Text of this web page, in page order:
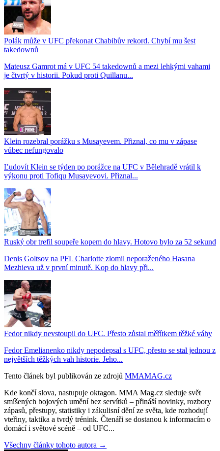
Polák může v UFC překonat Chabibův rekord. Chybí mu šest
takedownů
Mateusz Gamrot má v UFC 54 takedownů a mezi lehkými vahami
je čtvrtý v historii. Pokud proti Quillanu...
Klein rozebral porážku s Musayevem. Přiznal, co mu v zápase
vůbec nefungovalo
Ľudovít Klein se týden po porážce na UFC v Bělehradě vrátil k
výkonu proti Tofiqu Musayevovi. Přiznal...
Ruský obr trefil soupeře kopem do hlavy. Hotovo bylo za 52 sekund
Denis Goltsov na PFL Charlotte zlomil neporaženého Hasana
Mezhieva už v první minutě. Kop do hlavy při...
Fedor nikdy nevstoupil do UFC. Přesto zůstal měřítkem těžké váhy
Fedor Emelianenko nikdy nepodepsal s UFC, přesto se stal jednou z
největších těžkých vah historie. Jeho...
Tento článek byl publikován ze zdrojů MMAMAG.cz
Kde končí slova, nastupuje oktagon. MMA Mag.cz sleduje svět
smíšených bojových umění bez servítků – přináší novinky, rozbory
zápasů, přestupy, statistiky i zákulisní dění ze světa, kde rozhodují
vteřiny, taktika a tvrdý trénink. Čtenáři se dostanou k informacím o
domácí i světové scéně – od UFC...
Všechny články tohoto autora →